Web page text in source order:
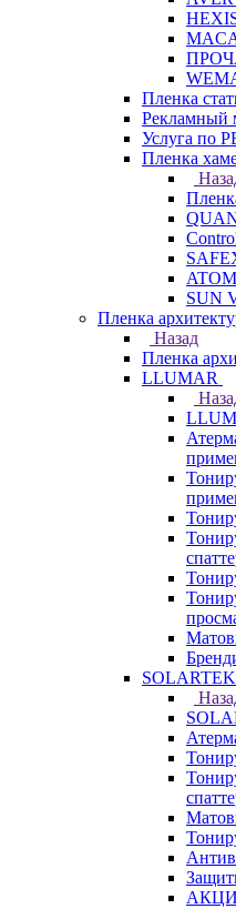
Пленка
Рекламный
Услуга по
Пленка
SUN
Пленка
Назад
Пленка
LLUMAR
SOLARTEK